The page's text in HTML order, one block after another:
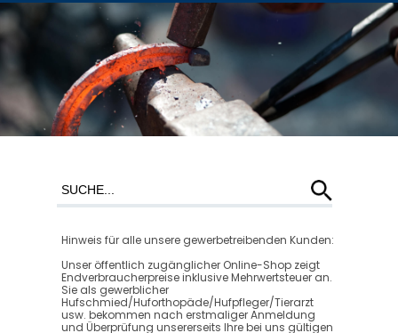
Hinweis für alle unsere gewerbetreibenden Kunden:
Unser öffentlich zugänglicher Online-Shop zeigt
Endverbraucherpreise inklusive Mehrwertsteuer an.
Sie als gewerblicher
Hufschmied/Huforthopäde/Hufpfleger/Tierarzt
usw. bekommen nach erstmaliger Anmeldung
und Überprüfung unsererseits Ihre bei uns gültigen